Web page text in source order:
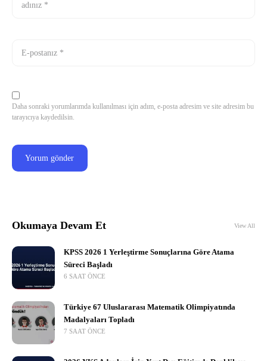
Daha sonraki yorumlarımda kullanılması için adım, e-posta adresim ve site adresim bu
tarayıcıya kaydedilsin.
Okumaya Devam Et View All
KPSS 2026 1 Yerleştirme Sonuçlarına Göre Atama
Süreci Başladı
6 SAAT ÖNCE
Türkiye 67 Uluslararası Matematik Olimpiyatında
Madalyaları Topladı
7 SAAT ÖNCE